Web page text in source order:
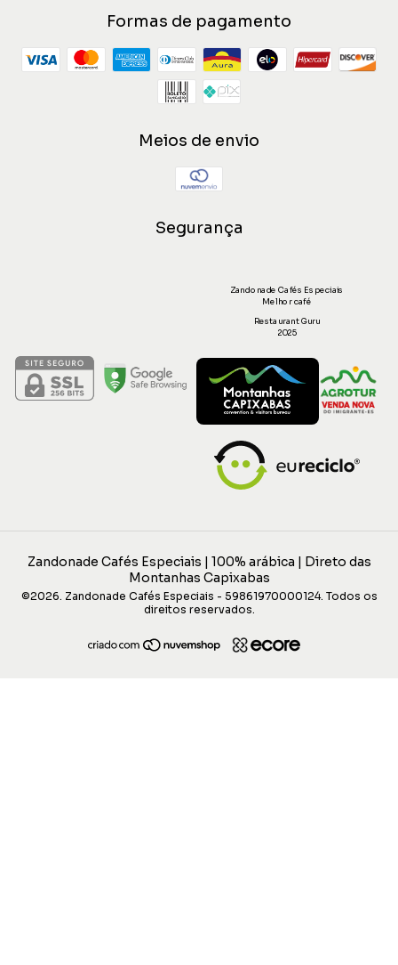
Formas de pagamento
Meios de envio
Segurança
Zandonade Cafés Especiais
Melhor café
Restaurant Guru
2025
Zandonade Cafés Especiais | 100% arábica | Direto das
Montanhas Capixabas
©2026. Zandonade Cafés Especiais - 59861970000124. Todos os
direitos reservados.